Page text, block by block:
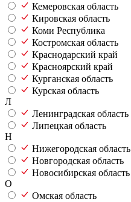
Кемеровская область
Кировская область
Коми Республика
Костромская область
Краснодарский край
Красноярский край
Курганская область
Курская область
Л
Ленинградская область
Липецкая область
Н
Нижегородская область
Новгородская область
Новосибирская область
О
Омская область